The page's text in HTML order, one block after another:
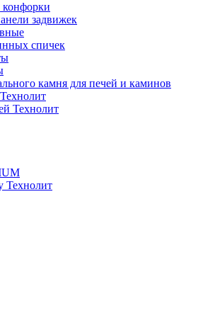
конфорки
задвижек
спичек
камня для печей и каминов
Технолит
Технолит